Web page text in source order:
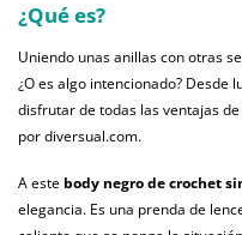
¿Qué es?
Uniendo unas anillas con otras
¿O es algo intencionado? Desde
disfrutar de todas las ventajas de
por diversual.com.
A este body negro de crochet
elegancia. Es una prenda de